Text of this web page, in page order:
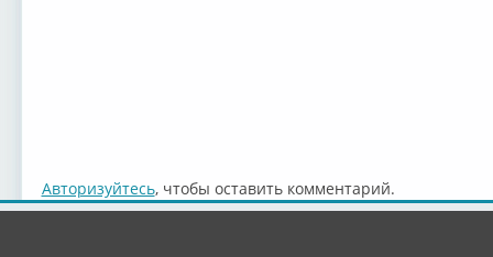
Авторизуйтесь, чтобы оставить комментарий.